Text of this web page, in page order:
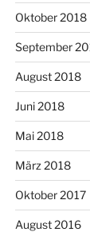
Oktober 2018
September
August 2018
Juni 2018
Mai 2018
März 2018
Oktober 2017
August 2016